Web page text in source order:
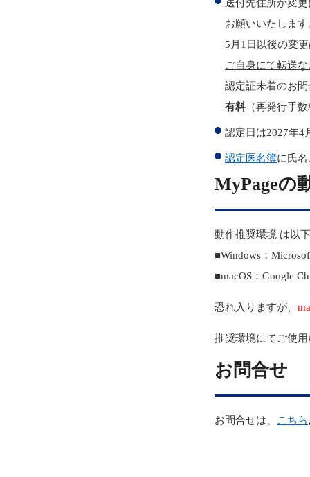
送付先住所が変
お願いいたします
5月1日以後の変
ご自身にて転送
認定証未着のお
有料 （再発行手
認定日は2027年4
認定医名簿に氏
MyPageの
動作推奨環境 は以
■Windows：
■macOS：Google
恐れ入りますが、
推奨環境にてご使
お問合せ
お問合せは、 こちら